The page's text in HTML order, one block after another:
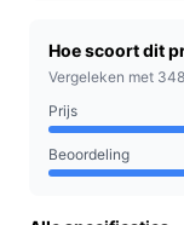
op zoek is naar
voor dagelijkse
Praktische
Wat maakt de
Hoe scoort dit
Vergeleken met
Prijs
Beoordeling